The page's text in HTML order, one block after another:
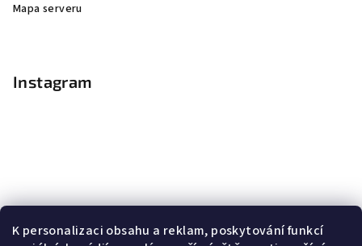
K personalizaci obsahu a reklam, poskytování funkcí
Mapa serveru
Instagram